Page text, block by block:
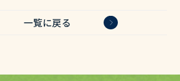
一覧に戻る